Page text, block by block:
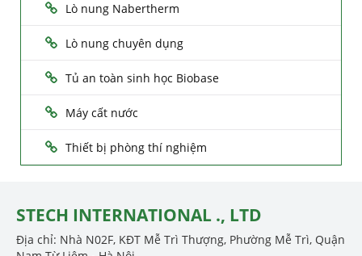
Lò nung Nabertherm
Lò nung chuyên dụng
Tủ an toàn sinh học Biobase
Máy cất nước
Thiết bị phòng thí nghiệm
STECH INTERNATIONAL ., LTD
Địa chỉ: Nhà N02F, KĐT Mễ Trì Thượng, Phường Mễ Trì, Quận